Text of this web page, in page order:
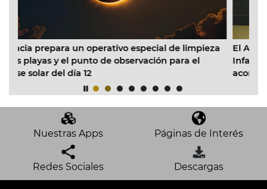
de limpieza
para el
El Ayuntamiento inicia la reforma de la
Infantil Municipal Pardalets e instalará
acondicionado en todas las aulas
Nuestras Apps Páginas de Interés
Redes Sociales Descargas